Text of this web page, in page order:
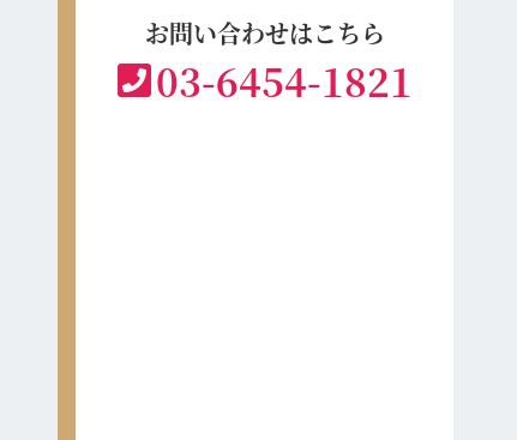
お問い合わせはこちら
03-6454-1821